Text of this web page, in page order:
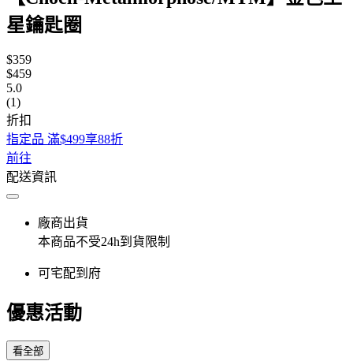
星鑰匙圈
$359
$459
5.0
(1)
折扣
指定品 滿$499享88折
前往
配送資訊
廠商出貨
本商品不受24h到貨限制
可宅配到府
優惠活動
看全部